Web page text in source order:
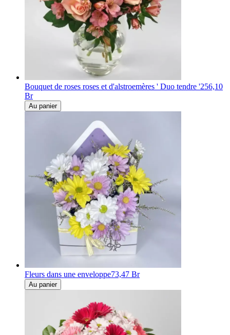
Bouquet de roses roses et d'alstroemères ' Duo tendre '256,10
Br
Au panier
Fleurs dans une enveloppe73,47 Br
Au panier